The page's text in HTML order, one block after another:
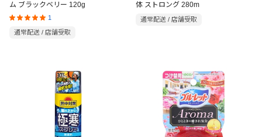
ム ブラックベリー 120g
1
通常配送 / 店舗受取
体 ストロング 280m
通常配送 / 店舗受取